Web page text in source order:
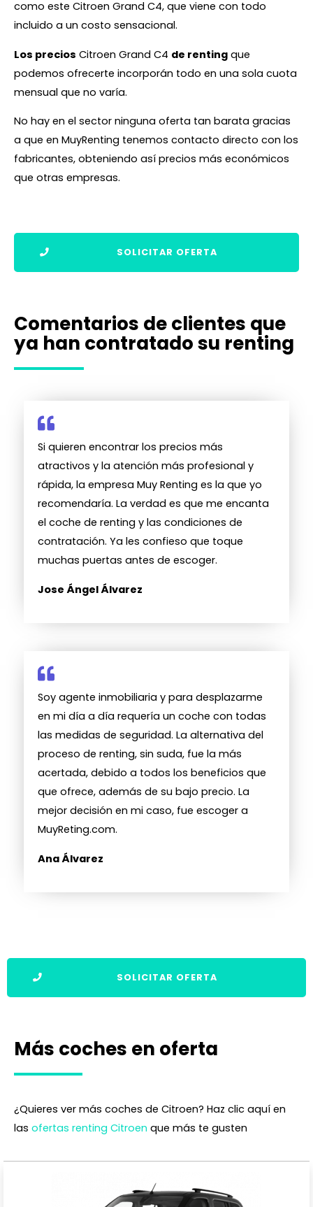
como este Citroen Grand C4, que viene con todo
incluido a un costo sensacional.
Los precios Citroen Grand C4 de renting que
podemos ofrecerte incorporán todo en una sola cuota
mensual que no varía.
No hay en el sector ninguna oferta tan barata gracias
a que en MuyRenting tenemos contacto directo con los
fabricantes, obteniendo así precios más económicos
que otras empresas.
SOLICITAR OFERTA
Comentarios de clientes que
ya han contratado su renting
Si quieren encontrar los precios más
atractivos y la atención más profesional y
rápida, la empresa Muy Renting es la que yo
recomendaría. La verdad es que me encanta
el coche de renting y las condiciones de
contratación. Ya les confieso que toque
muchas puertas antes de escoger.
Jose Ángel Álvarez
Soy agente inmobiliaria y para desplazarme
en mi día a día requería un coche con todas
las medidas de seguridad. La alternativa del
proceso de renting, sin suda, fue la más
acertada, debido a todos los beneficios que
que ofrece, además de su bajo precio. La
mejor decisión en mi caso, fue escoger a
MuyReting.com.
Ana Álvarez
SOLICITAR OFERTA
Más coches en oferta
¿Quieres ver más coches de Citroen? Haz clic aquí en
las ofertas renting Citroen que más te gusten